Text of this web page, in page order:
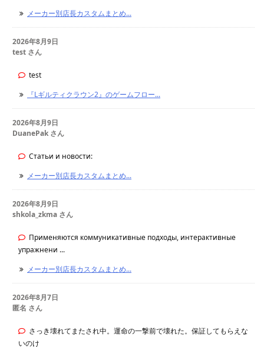
メーカー別店長カスタムまとめ...
2026年8月9日
test さん
test
『Lギルティクラウン2』のゲームフロー...
2026年8月9日
DuanePak さん
Статьи и новости:
メーカー別店長カスタムまとめ...
2026年8月9日
shkola_zkma さん
Применяются коммуникативные подходы, интерактивные
упражнени ...
メーカー別店長カスタムまとめ...
2026年8月7日
匿名 さん
さっき壊れてまたされ中。運命の一撃前で壊れた。保証してもらえな
いのけ